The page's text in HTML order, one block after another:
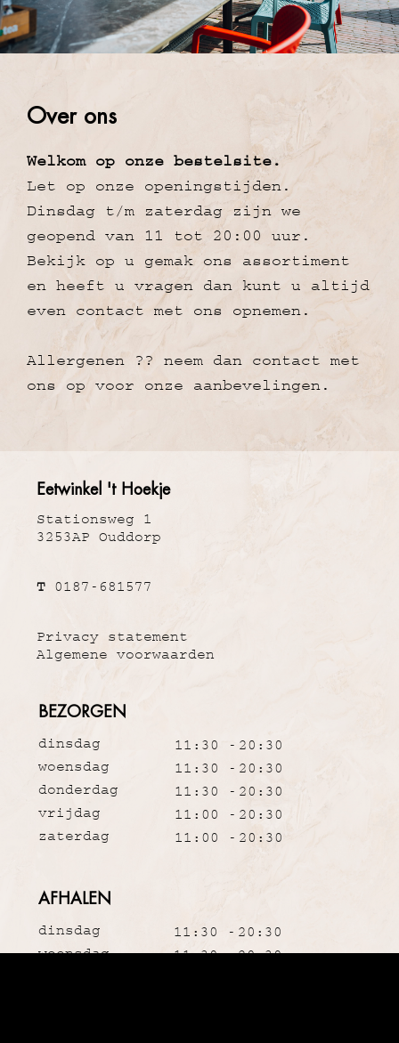
Over ons
Welkom op onze bestelsite.
Let op onze openingstijden.
Dinsdag t/m zaterdag zijn we
geopend van 11 tot 20:00 uur.
Bekijk op u gemak ons assortiment
en heeft u vragen dan kunt u altijd
even contact met ons opnemen.
Allergenen ?? neem dan contact met
ons op voor onze aanbevelingen.
Eetwinkel 't Hoekje
Stationsweg 1
3253AP Ouddorp
T 0187-681577
Privacy statement
Algemene voorwaarden
BEZORGEN
dinsdag 11:30 - 20:30
woensdag
11:30 - 20:30
donderdag
11:30 - 20:30
vrijdag
11:00 - 20:30
zaterdag
11:00 - 20:30
AFHALEN
dinsdag 11:30 - 20:30
woensdag
11:30 -20:30